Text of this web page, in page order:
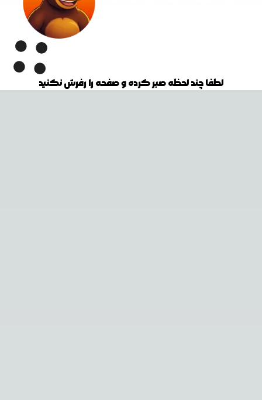
لطفا چند لحظه صبر کرده و صفحه را رفرش نکنید